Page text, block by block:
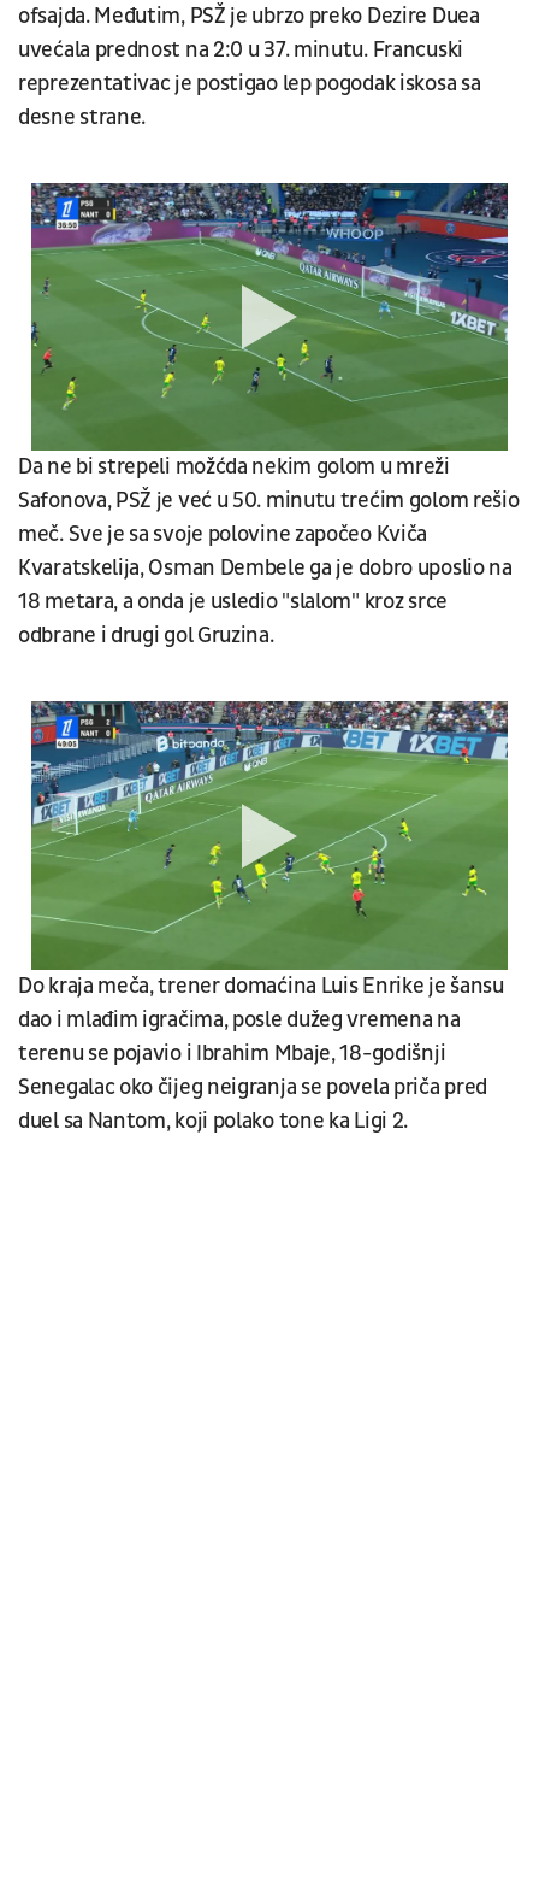
ofsajda. Međutim, PSŽ je ubrzo preko Dezire Duea
uvećala prednost na 2:0 u 37. minutu. Francuski
reprezentativac je postigao lep pogodak iskosa sa
desne strane.
Da ne bi strepeli možćda nekim golom u mreži
Safonova, PSŽ je već u 50. minutu trećim golom rešio
meč. Sve je sa svoje polovine započeo Kviča
Kvaratskelija, Osman Dembele ga je dobro uposlio na
18 metara, a onda je usledio "slalom" kroz srce
odbrane i drugi gol Gruzina.
Do kraja meča, trener domaćina Luis Enrike je šansu
dao i mlađim igračima, posle dužeg vremena na
terenu se pojavio i Ibrahim Mbaje, 18-godišnji
Senegalac oko čijeg neigranja se povela priča pred
duel sa Nantom, koji polako tone ka Ligi 2.